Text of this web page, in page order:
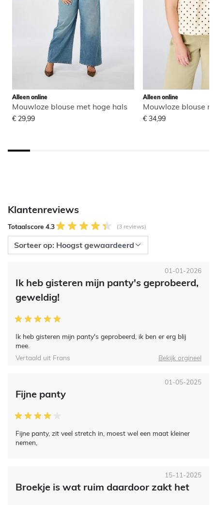
Alleen online
Mouwloze blouse met hoge hals
€ 29,99
Alleen online
Mouwloze blouse
€ 34,99
Klantenreviews
Totaalscore 4.3 (3 reviews)
Ik heb gisteren mijn panty's geprobeerd,
geweldig!
Ik heb gisteren mijn panty's geprobeerd, ik ben er erg blij
mee.
01-01-2026
Vertaald uit Frans Bekijk orgineel
Fijne panty
Fijne panty, zit veel stretch in, moest wel een maat kleiner
nemen,
01-05-2025
Broekje is wat ruim daardoor zakt het
15-11-2025